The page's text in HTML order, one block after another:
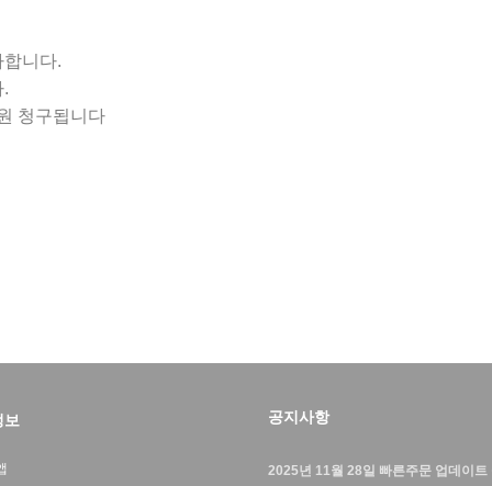
니다.
.
청구됩니다
공지사항
2025년 11월 28일 빠른주문 업데이트